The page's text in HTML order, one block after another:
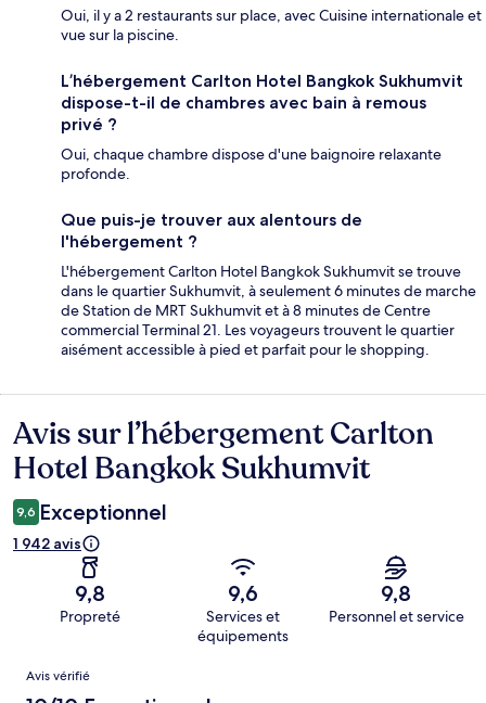
Oui, il y a 2 restaurants sur place, avec Cuisine internationale et
vue sur la piscine.
L’hébergement Carlton Hotel Bangkok Sukhumvit
dispose-t-il de chambres avec bain à remous
privé ?
Oui, chaque chambre dispose d'une baignoire relaxante
profonde.
Que puis-je trouver aux alentours de
l'hébergement ?
L'hébergement Carlton Hotel Bangkok Sukhumvit se trouve
dans le quartier Sukhumvit, à seulement 6 minutes de marche
de Station de MRT Sukhumvit et à 8 minutes de Centre
commercial Terminal 21. Les voyageurs trouvent le quartier
aisément accessible à pied et parfait pour le shopping.
Avis
Avis sur l’hébergement Carlton
Hotel Bangkok Sukhumvit
9,6 Exceptionnel
1 942 avis
9,8
Propreté
9,6
Services et
équipements
9,8
Personnel et service
Avis
Avis vérifié